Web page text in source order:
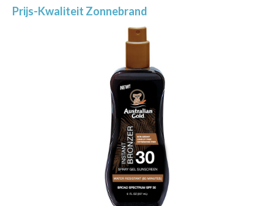
Prijs-Kwaliteit Zonnebrand